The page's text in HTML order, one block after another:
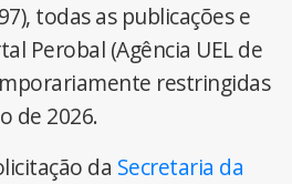
todas as publicações e
Perobal (Agência UEL de
restringidas
de 2026.
da Secretaria da